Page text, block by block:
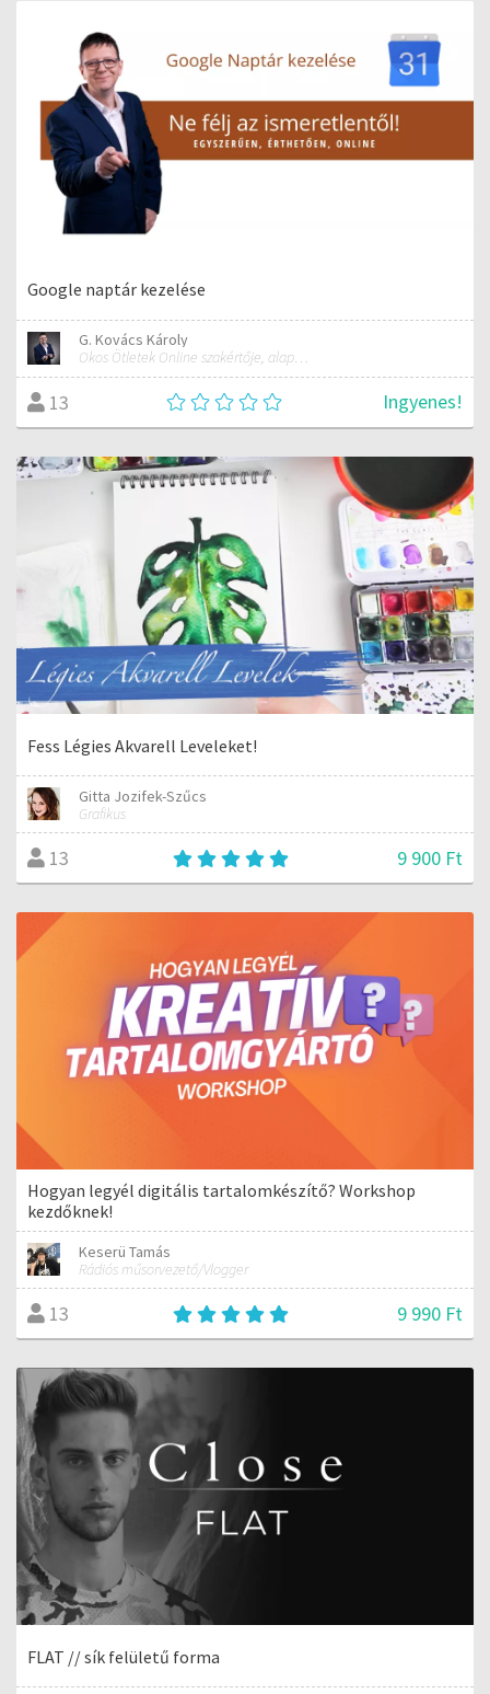
Google naptár kezelése
G. Kovács Károly
Okos Ötletek Online szakértője, alapítója
13 Ingyenes!
Fess Légies Akvarell Leveleket!
Gitta Jozifek-Szűcs
Grafikus
13 9 900 Ft
Hogyan legyél digitális tartalomkészítő? Workshop
kezdőknek!
Keserü Tamás
Rádiós műsorvezető/Vlogger
13 9 990 Ft
FLAT // sík felületű forma